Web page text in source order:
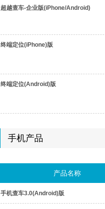
超越查车-企业版(iPhone/Android)
终端定位(iPhone)版
终端定位(Android)版
手机产品
产品名称
手机查车3.0(Android)版